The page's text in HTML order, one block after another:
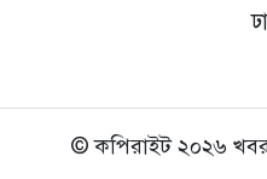
© কপিরাইট ২০২৬